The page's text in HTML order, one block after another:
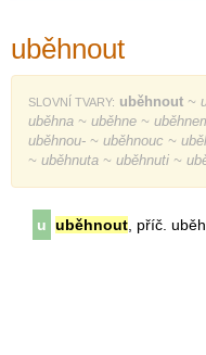
uběhnout
SLOVNÍ TVARY: uběhnout ~
uběhna ~ uběhne ~
uběhnou- ~ uběhnouc ~
~ uběhnuta ~ uběhnuti ~
u uběhnout , příč.